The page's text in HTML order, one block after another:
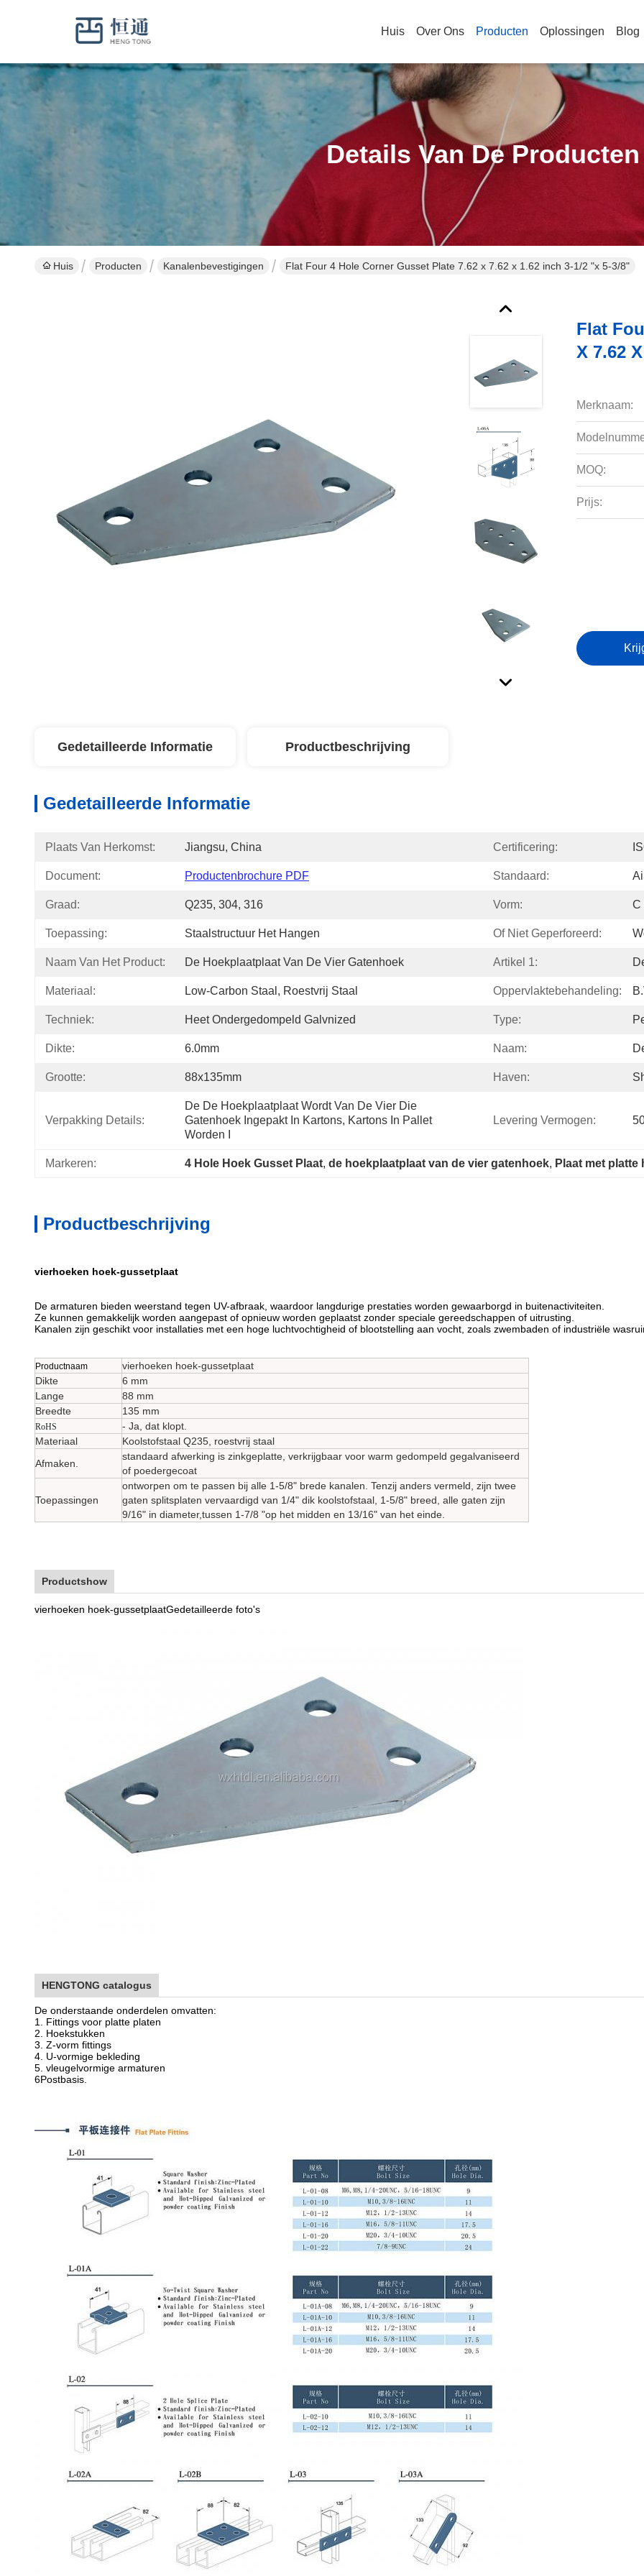
Huis Over Ons Producten Oplossingen Blog
Details Van De Producten
Huis Producten Kanalenbevestigingen Flat Four 4 Hole Corner Gusset Plate 7.62 x 7.62 x 1.62 inch 3-1/2 "x 5-3/8"
Flat
X 7.62
Merknaam:
MOQ:
Prijs:
Gedetailleerde Informatie Productbeschrijving
Gedetailleerde Informatie
Plaats Van Herkomst: Jiangsu, China Certificering:
Document: Productenbrochure PDF Standaard:
Graad: Q235, 304, 316 Vorm: C
Toepassing: Staalstructuur Het Hangen Of Niet Geperforeerd:
Naam Van Het Product: De Hoekplaatplaat Van De Vier Gatenhoek Artikel 1:
Materiaal: Low-Carbon Staal, Roestvrij Staal Oppervlaktebehandeling:
Techniek: Heet Ondergedompeld Galvnized Type:
Dikte: 6.0mm Naam:
Grootte: 88x135mm Haven:
Verpakking Details:
De De Hoekplaatplaat Wordt Van De Vier Die
Gatenhoek Ingepakt In Kartons, Kartons In Pallet
Worden I
Levering Vermogen:
Markeren: 4 Hole Hoek Gusset Plaat, de hoekplaatplaat van de vier gatenhoek, Plaat met platte
Productbeschrijving
vierhoeken hoek-gussetplaat
De armaturen bieden weerstand tegen UV-afbraak, waardoor langdurige prestaties worden gewaarborgd in buitenactiviteiten.
Ze kunnen gemakkelijk worden aangepast of opnieuw worden geplaatst zonder speciale gereedschappen of uitrusting.
Kanalen zijn geschikt voor installaties met een hoge luchtvochtigheid of blootstelling aan vocht, zoals zwembaden of industriële
Productnaam
vierhoeken hoek-gussetplaat
Dikte
6 mm
Lange
88 mm
Breedte
135 mm
RoHS
- Ja, dat klopt.
Materiaal
Koolstofstaal Q235, roestvrij staal
Afmaken.
standaard afwerking is zinkgeplatte, verkrijgbaar voor warm gedompeld gegalvaniseerd
of poedergecoat
Toepassingen
ontworpen om te passen bij alle 1-5/8" brede kanalen. Tenzij anders vermeld, zijn twee
gaten splitsplaten vervaardigd van 1/4" dik koolstofstaal, 1-5/8" breed, alle gaten zijn
9/16" in diameter,tussen 1-7/8 "op het midden en 13/16" van het einde.
Productshow
vierhoeken hoek-gussetplaatGedetailleerde foto's
HENGTONG catalogus
De onderstaande onderdelen omvatten:
1. Fittings voor platte platen
2. Hoekstukken
3. Z-vorm fittings
4. U-vormige bekleding
5. vleugelvormige armaturen
6Postbasis.